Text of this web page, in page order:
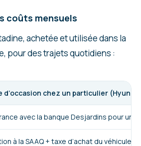
coûts mensuels
achetée et utilisée dans la
pour des trajets quotidiens :
d’occasion chez un particulier
avec la banque Desjardins pour
à la SAAQ + taxe d’achat du véhicule la